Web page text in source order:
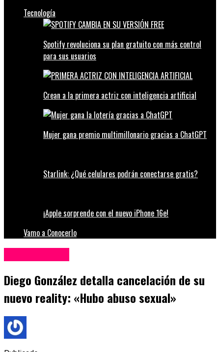
Tecnología
Spotify revoluciona su plan gratuito con más control
para sus usuarios
Crean a la primera actriz con inteligencia artificial
Mujer gana premio multimillonario gracias a ChatGPT
Starlink: ¿Qué celulares podrán conectarse gratis?
¡Apple sorprende con el nuevo iPhone 16e!
Vamo a Conocerlo
Diego González detalla cancelación de su
nuevo reality: «Hubo abuso sexual»